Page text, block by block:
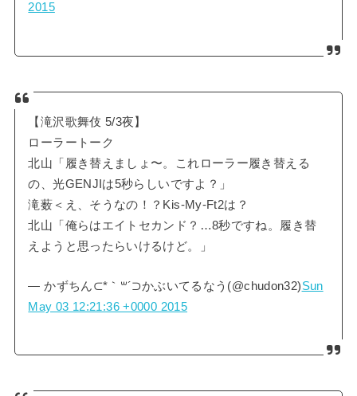
2015
【滝沢歌舞伎 5/3夜】
ローラートーク
北山「履き替えましょ〜。これローラー履き替える
の、光GENJIは5秒らしいですよ？」
滝薮＜え、そうなの！？Kis-My-Ft2は？
北山「俺らはエイトセカンド？…8秒ですね。履き替
えようと思ったらいけるけど。」
— かずちん⊂*｀꒳´⊃かぶいてるなう(@chudon32)Sun
May 03 12:21:36 +0000 2015